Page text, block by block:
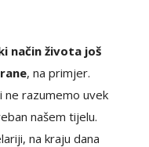
način života još
, na primjer.
razumemo uvek
našem tijelu.
na kraju dana